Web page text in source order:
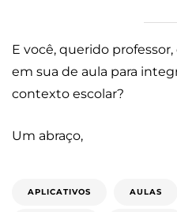
E você, querido
em sua de aula para
contexto escolar?
Um abraço,
APLICATIVOS AULAS